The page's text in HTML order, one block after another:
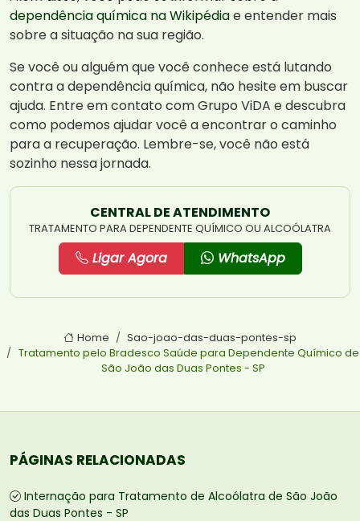
dependência química na Wikipédiae entender mais
sobre a situação na sua região.
Se você ou alguém que você conhece está lutando
contra a dependência química, não hesite em buscar
ajuda. Entre em contato com Grupo ViDA e descubra
como podemos ajudar você a encontrar o caminho
para a recuperação. Lembre-se, você não está
sozinho nessa jornada.
CENTRAL DE ATENDIMENTO
TRATAMENTO PARA DEPENDENTE QUÍMICO OU ALCOÓLATRA
Ligar Agora WhatsApp
Home
Sao-joao-das-duas-pontes-sp
Tratamento pelo Bradesco Saúde para Dependente Químico de
São João das Duas Pontes - SP
PÁGINAS RELACIONADAS
Internação para Tratamento de Alcoólatra de São João
das Duas Pontes - SP